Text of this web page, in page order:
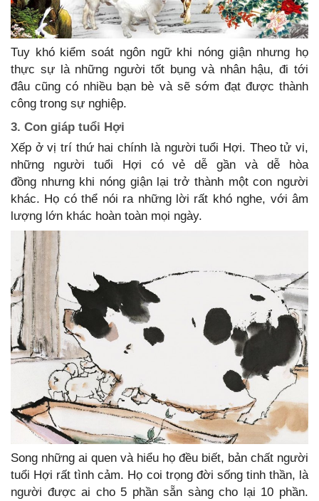
Tuy khó kiểm soát ngôn ngữ khi nóng giận nhưng họ
thực sự là những người tốt bụng và nhân hậu, đi tới
đâu cũng có nhiều bạn bè và sẽ sớm đạt được thành
công trong sự nghiệp.
3. Con giáp tuổi Hợi
Xếp ở vị trí thứ hai chính là người tuổi Hợi. Theo tử vi,
những người tuổi Hợi có vẻ dễ gần và dễ hòa
đồng nhưng khi nóng giận lại trở thành một con người
khác. Họ có thể nói ra những lời rất khó nghe, với âm
lượng lớn khác hoàn toàn mọi ngày.
Song những ai quen và hiểu họ đều biết, bản chất người
tuổi Hợi rất tình cảm. Họ coi trọng đời sống tinh thần, là
người được ai cho 5 phần sẵn sàng cho lại 10 phần.